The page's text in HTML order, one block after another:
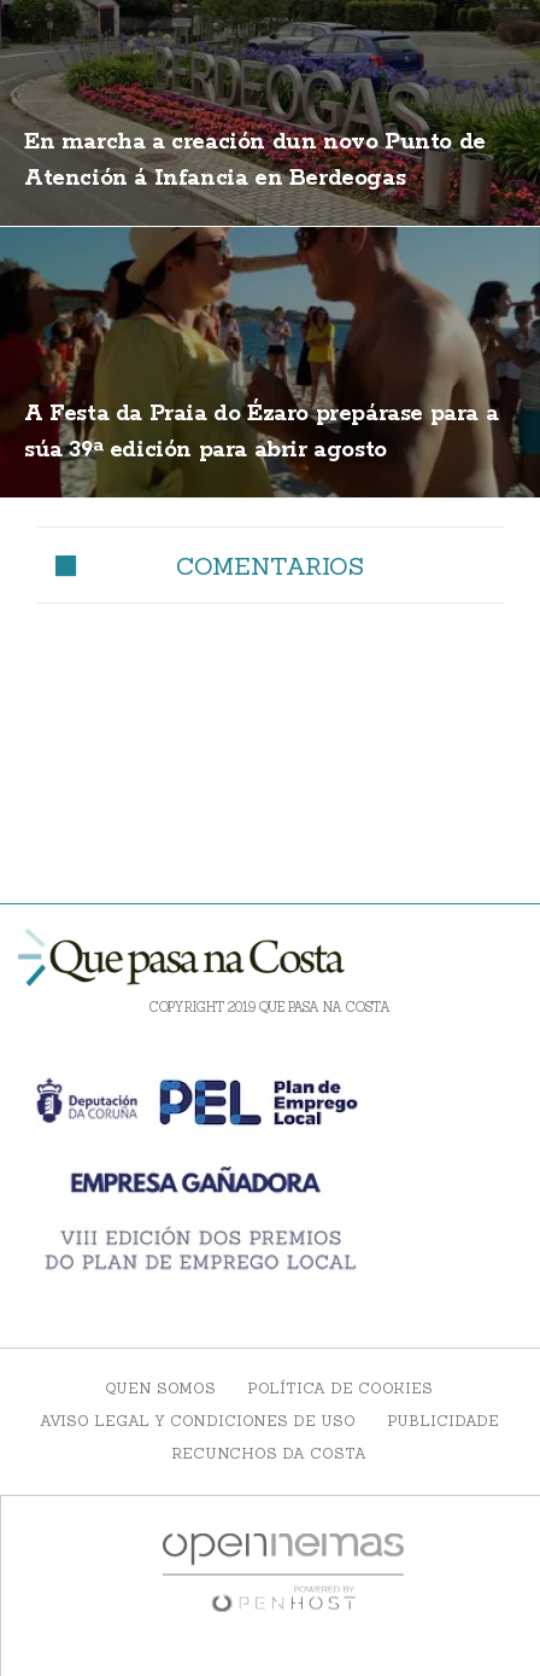
En marcha a creación dun novo Punto de
Atención á Infancia en Berdeogas
A Festa da Praia do Ézaro prepárase para a
súa 39ª edición para abrir agosto
COMENTARIOS
COPYRIGHT 2019 QUE PASA NA COSTA
QUEN SOMOS
POLÍTICA DE COOKIES
AVISO LEGAL Y CONDICIONES DE USO
PUBLICIDADE
RECUNCHOS DA COSTA